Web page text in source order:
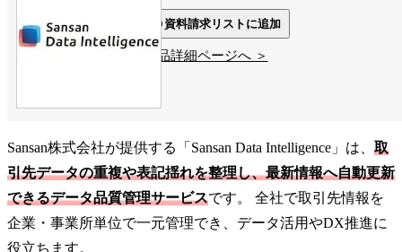
資料請求リストに追加
製品詳細ページへ ＞
Sansan株式会社が提供する「Sansan Data Intelligence」は、 取
引先データの重複や表記揺れを整理し、最新情報へ自動更新
できるデータ品質管理サービスです。 全社で取引先情報を
企業・事業所単位で一元管理でき、データ活用やDX推進に
役立ちます。